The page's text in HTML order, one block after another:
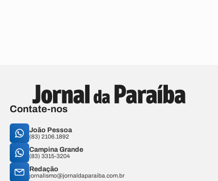
Contate-nos
João Pessoa
(83) 2106.1892
Campina Grande
(83) 3315-3204
Redação
jornalismo@jornaldaparaiba.com.br